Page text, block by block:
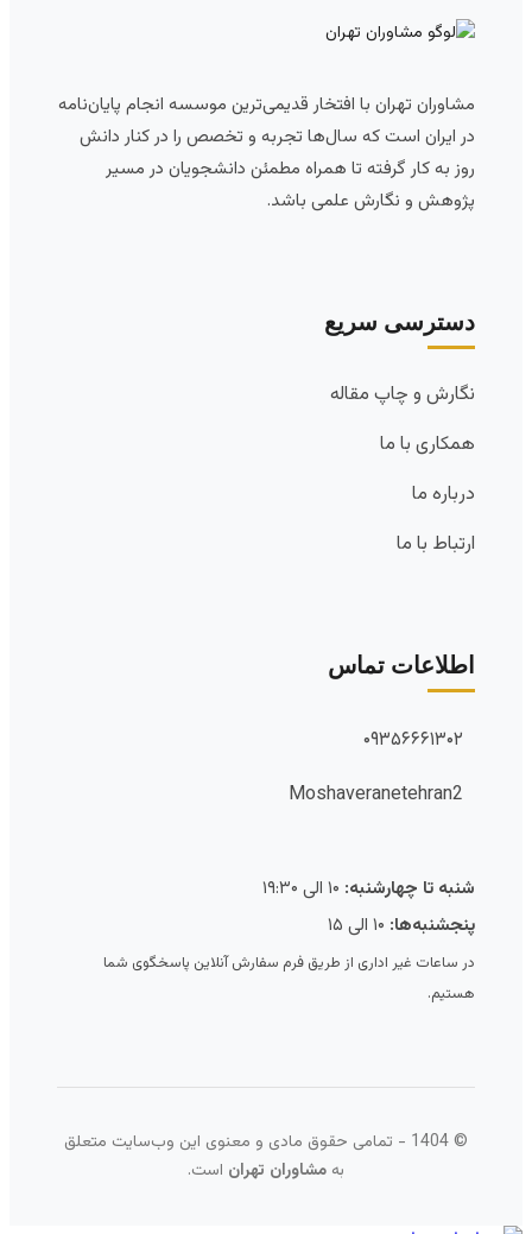
مشاوران تهران با افتخار قدیمی‌ترین موسسه انجام پایان‌نامه
در ایران است که سال‌ها تجربه و تخصص را در کنار دانش
روز به کار گرفته تا همراه مطمئن دانشجویان در مسیر
پژوهش و نگارش علمی باشد.
دسترسی سریع
نگارش و چاپ مقاله
همکاری با ما
درباره ما
ارتباط با ما
اطلاعات تماس
۰۹۳۵۶۶۶۱۳۰۲
Moshaveranetehran2
شنبه تا چهارشنبه:
پنجشنبه‌ها:
در ساعات غیر اداری از طریق فرم سفارش آنلاین پاسخگوی شما
هستیم.
© 1404 - تمامی حقوق مادی و معنوی این وب‌سایت متعلق
به مشاوران تهران است.